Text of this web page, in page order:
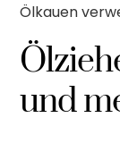
Ölkauen
und